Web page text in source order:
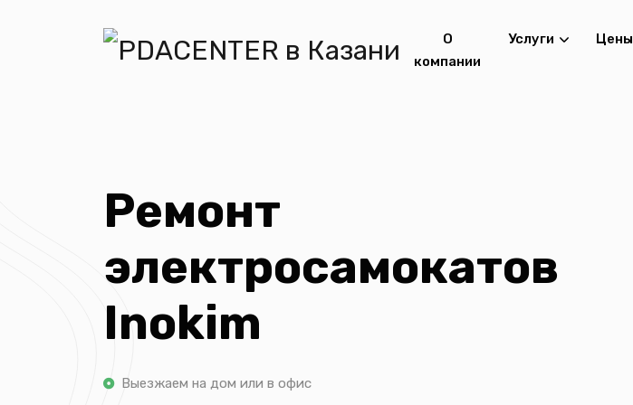
О
компании
Услуги Цены
Ремонт
электросамокатов
Inokim
Выезжаем на дом или в офис